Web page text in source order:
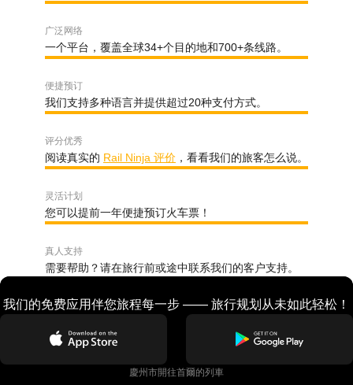
广泛网络
一个平台，覆盖全球34+个目的地和700+条线路。
便捷预订
我们支持多种语言并提供超过20种支付方式。
评分优秀
阅读真实的 Rail Ninja 评价 ，看看我们的旅客怎么说。
灵活计划
您可以提前一年便捷预订火车票！
真人支持
需要帮助？请在旅行前或途中联系我们的客户支持。
我们的免费应用伴您旅程每一步 —— 旅行规划从未如此轻松！
慶州市開往首爾的列車